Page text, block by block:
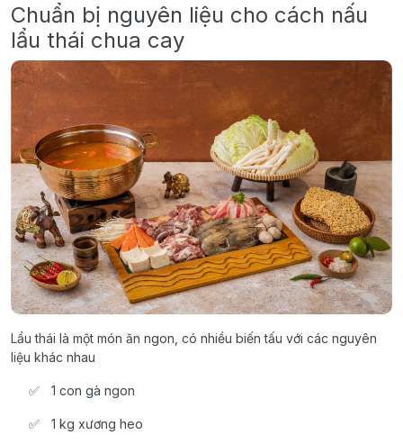
Chuẩn bị nguyên liệu cho cách nấu
lẩu thái chua cay
Lẩu thái là một món ăn ngon, có nhiều biến tấu với các nguyên
liệu khác nhau
1 con gà ngon
1 kg xương heo